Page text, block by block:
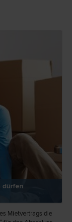
dürfen
Mietvertrags die